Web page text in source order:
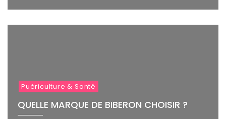
Puériculture & Santé
QUELLE MARQUE DE BIBERON CHOISIR ?